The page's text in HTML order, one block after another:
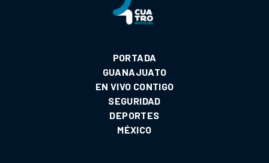
PORTADA
GUANAJUATO
EN VIVO CONTIGO
SEGURIDAD
DEPORTES
MÉXICO